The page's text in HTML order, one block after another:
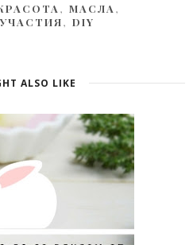
, МАСЛА ,
УЧАСТИЯ, DIY
ALSO LIKE